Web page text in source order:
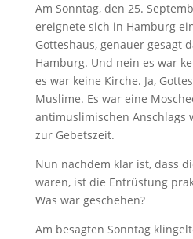
Am Sonntag, den 25.
ereignete sich in Hamburg
Gotteshaus, genauer gesagt
Hamburg. Und nein es war
es war keine Kirche. Ja,
Muslime. Es war eine
antimuslimischen Anschlags
zur Gebetszeit.
Nun nachdem klar ist, dass
waren, ist die Entrüstung
Was war geschehen?
Am besagten Sonntag